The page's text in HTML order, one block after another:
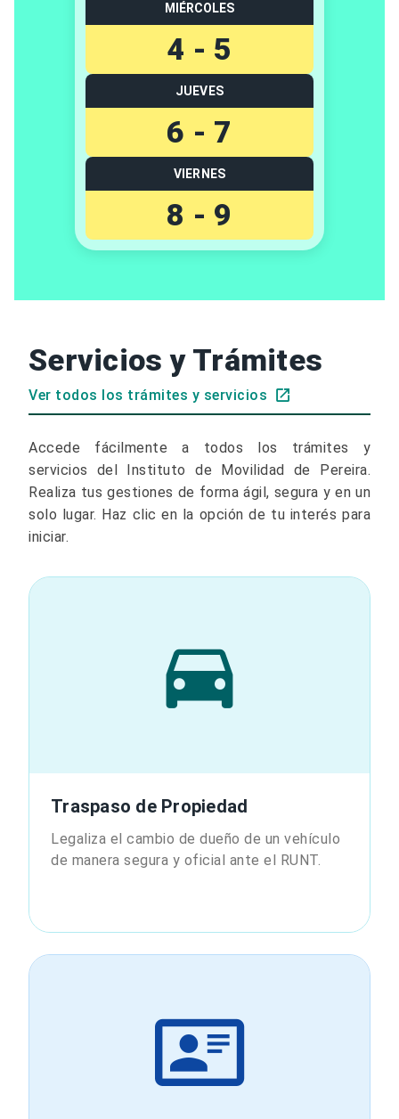
MIÉRCOLES
4 - 5
JUEVES
6 - 7
VIERNES
8 - 9
Servicios y Trámites
Ver todos los trámites y servicios
Accede fácilmente a todos los trámites y
servicios del Instituto de Movilidad de Pereira.
Realiza tus gestiones de forma ágil, segura y en un
solo lugar. Haz clic en la opción de tu interés para
iniciar.
Traspaso de Propiedad
Legaliza el cambio de dueño de un vehículo
de manera segura y oficial ante el RUNT.